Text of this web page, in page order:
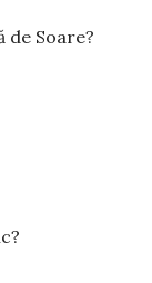
de Soare?